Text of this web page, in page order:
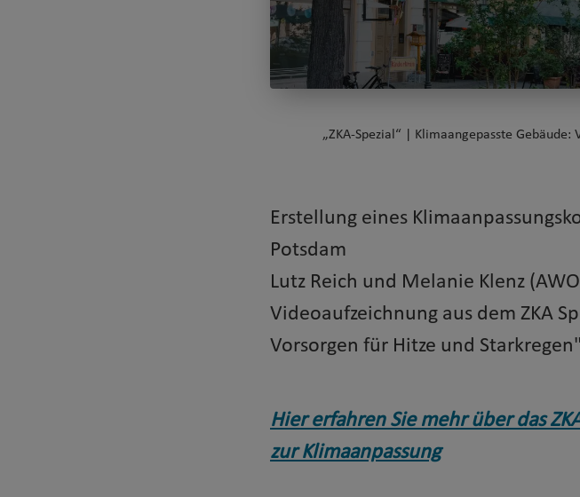
„ZKA-Spezial“ | Klimaangepasste
Erstellung eines
Potsdam
Lutz Reich und Melanie Klenz
Videoaufzeichnung aus dem ZKA
Vorsorgen für Hitze und
Hier erfahren Sie mehr über das
zur Klimaanpassung